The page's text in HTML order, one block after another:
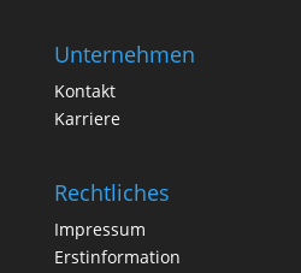
Unternehmen
Kontakt
Karriere
Rechtliches
Impressum
Erstinformation